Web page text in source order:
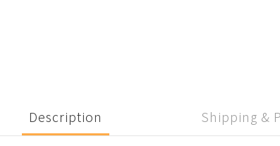
Description Shipping &